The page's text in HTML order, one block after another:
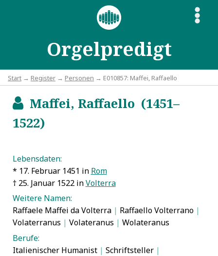
Orgelpredigt
S
Start → Register → Personen → E010857: Maffei, Raffaello
bMaffei, Raffaello (1451–
1522)
Lebensdaten:
* 17. Februar 1451 in Rom
† 25. Januar 1522 inVolterra
Weitere Namen:
Raffaele Maffei da Volterra | Raffaello Volterrano |
Volaterranus | Volateranus | Wolateranus
Berufe:
Italienischer Humanist | Schriftsteller |